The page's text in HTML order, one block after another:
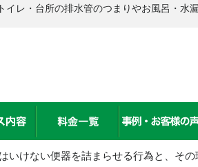
イレ・台所の排水管のつまりやお風呂・
いけない便器を詰まらせる行為と、その